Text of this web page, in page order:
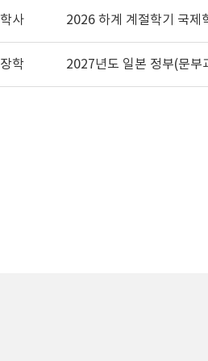
학사 2026 하계 계절학기 국제
장학